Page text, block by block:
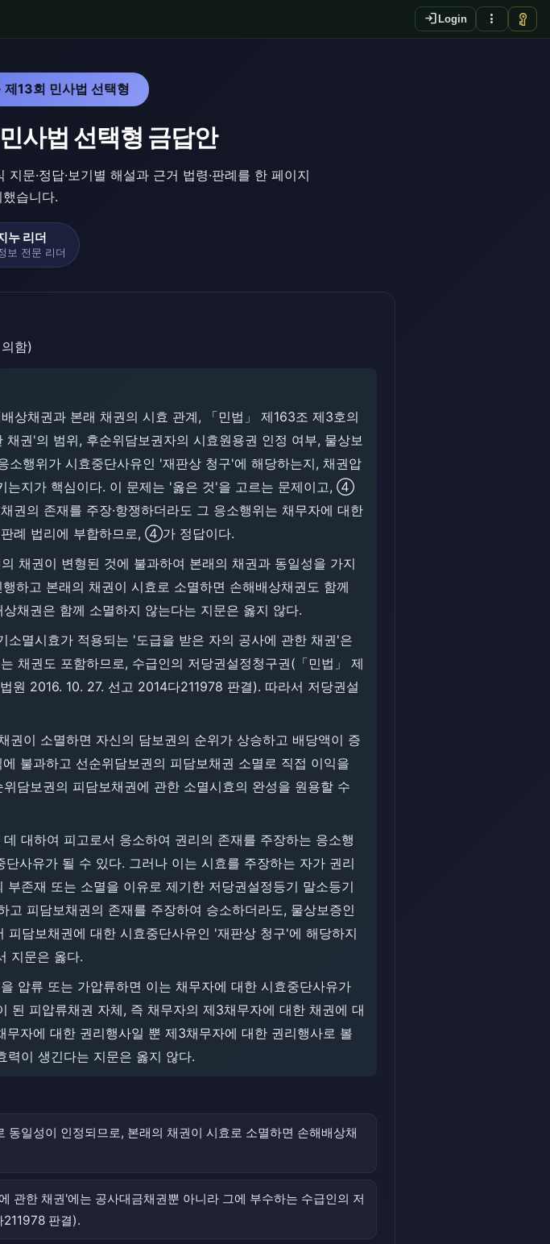
login Login more_vert vpn_key
제13회 민사법 선택형
사법 선택형 금답안
문·정답·보기별 해설과 근거 법령·판례를 한 페이지
습니다.
누 리더
보 전문 리더
함)
상채권과 본래 채권의 시효 관계, 「민법」 제163조 제3호의
권'의 범위, 후순위담보권자의 시효원용권 인정 여부, 물상보
행위가 시효중단사유인 '재판상 청구'에 해당하는지, 채권압
는지가 핵심이다. 이 문제는 '옳은 것'을 고르는 문제이고, ④
권의 존재를 주장·항쟁하더라도 그 응소행위는 채무자에 대한
례 법리에 부합하므로, ④가 정답이다.
채권이 변형된 것에 불과하여 본래의 채권과 동일성을 가지
하고 본래의 채권이 시효로 소멸하면 손해배상채권도 함께
채권은 함께 소멸하지 않는다는 지문은 옳지 않다.
멸시효가 적용되는 '도급을 받은 자의 공사에 관한 채권'은
채권도 포함하므로, 수급인의 저당권설정청구권(「민법」 제
2016. 10. 27. 선고 2014다211978 판결). 따라서 저당권설
이 소멸하면 자신의 담보권의 순위가 상승하고 배당액이 증
불과하고 선순위담보권의 피담보채권 소멸로 직접 이익을
담보권의 피담보채권에 관한 소멸시효의 완성을 원용할 수
대하여 피고로서 응소하여 권리의 존재를 주장하는 응소행
사유가 될 수 있다. 그러나 이는 시효를 주장하는 자가 권리
존재 또는 소멸을 이유로 제기한 저당권설정등기 말소등기
피담보채권의 존재를 주장하여 승소하더라도, 물상보증인
담보채권에 대한 시효중단사유인 '재판상 청구'에 해당하지
지문은 옳다.
류 또는 가압류하면 이는 채무자에 대한 시효중단사유가
된 피압류채권 자체, 즉 채무자의 제3채무자에 대한 채권에 대
자에 대한 권리행사일 뿐 제3채무자에 대한 권리행사로 볼
력이 생긴다는 지문은 옳지 않다.
일성이 인정되므로, 본래의 채권이 시효로 소멸하면 손해배상채
한 채권'에는 공사대금채권뿐 아니라 그에 부수하는 수급인의 저
판결).